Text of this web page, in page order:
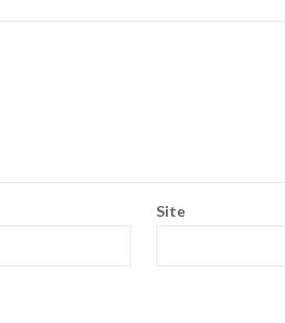
Site